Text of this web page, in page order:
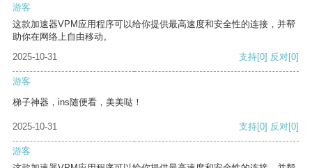
游客
这款加速器VPM应用程序可以给你提供最高速度和安全性的连接，并帮
助你在网络上自由移动。
2025-10-31
支持[0] 反对[0]
游客
梯子神器，ins随便看，美美哒！
2025-10-31 支持[0] 反对[0]
游客